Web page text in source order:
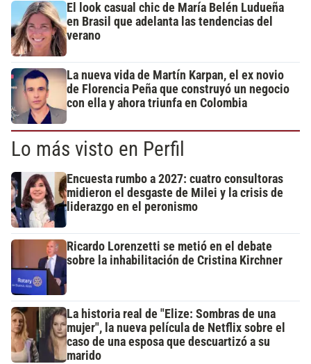
El look casual chic de María Belén Ludueña
en Brasil que adelanta las tendencias del
verano
La nueva vida de Martín Karpan, el ex novio
de Florencia Peña que construyó un negocio
con ella y ahora triunfa en Colombia
Lo más visto en Perfil
Encuesta rumbo a 2027: cuatro consultoras
midieron el desgaste de Milei y la crisis de
liderazgo en el peronismo
Ricardo Lorenzetti se metió en el debate
sobre la inhabilitación de Cristina Kirchner
La historia real de "Elize: Sombras de una
mujer", la nueva película de Netflix sobre el
caso de una esposa que descuartizó a su
marido